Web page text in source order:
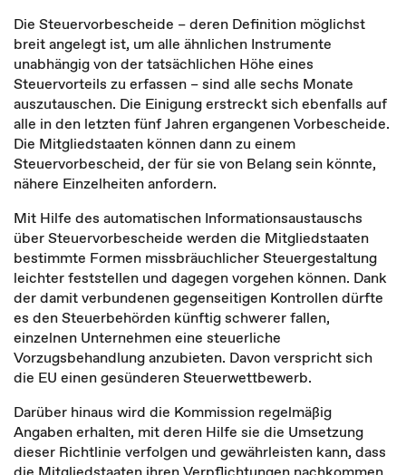
Die Steuervorbescheide – deren Definition möglichst
breit angelegt ist, um alle ähnlichen Instrumente
unabhängig von der tatsächlichen Höhe eines
Steuervorteils zu erfassen – sind alle sechs Monate
auszutauschen. Die Einigung erstreckt sich ebenfalls auf
alle in den letzten fünf Jahren ergangenen Vorbescheide.
Die Mitgliedstaaten können dann zu einem
Steuervorbescheid, der für sie von Belang sein könnte,
nähere Einzelheiten anfordern.
Mit Hilfe des automatischen Informationsaustauschs
über Steuervorbescheide werden die Mitgliedstaaten
bestimmte Formen missbräuchlicher Steuergestaltung
leichter feststellen und dagegen vorgehen können. Dank
der damit verbundenen gegenseitigen Kontrollen dürfte
es den Steuerbehörden künftig schwerer fallen,
einzelnen Unternehmen eine steuerliche
Vorzugsbehandlung anzubieten. Davon verspricht sich
die EU einen gesünderen Steuerwettbewerb.
Darüber hinaus wird die Kommission regelmäßig
Angaben erhalten, mit deren Hilfe sie die Umsetzung
dieser Richtlinie verfolgen und gewährleisten kann, dass